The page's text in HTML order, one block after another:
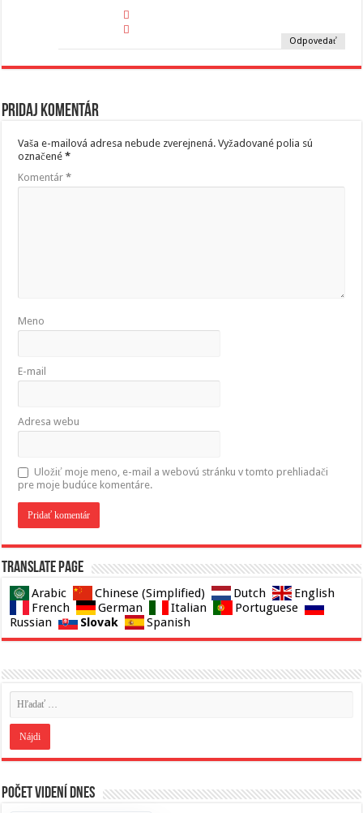
Odpovedať
Pridaj komentár
Vaša e-mailová adresa nebude zverejnená. Vyžadované polia sú
označené*
Komentár*
Meno
E-mail
Adresa webu
Uložiť moje meno, e-mail a webovú stránku v tomto prehliadači
pre moje budúce komentáre.
Translate page
Arabic Chinese (Simplified) Dutch
English
French
German Italian
Portuguese
Russian
Slovak Spanish
Počet videní dnes